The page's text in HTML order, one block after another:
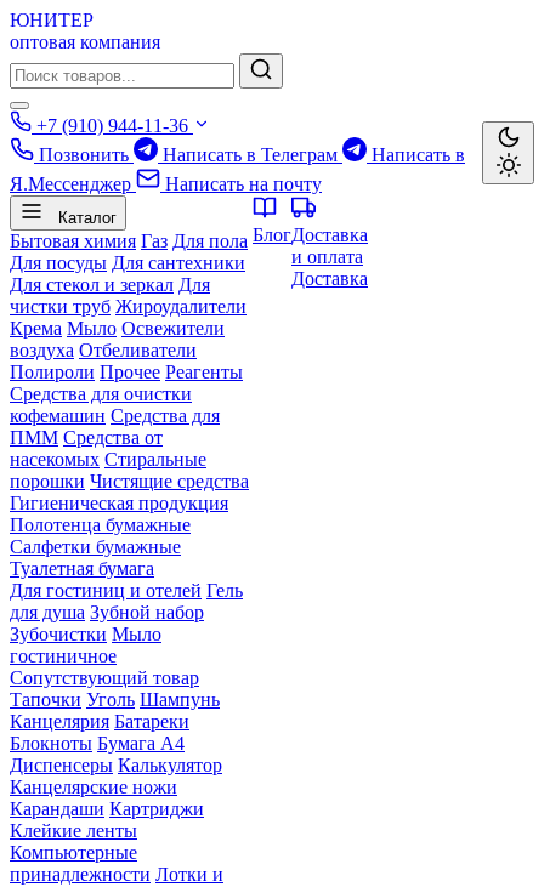
ЮНИТЕР
оптовая компания
+7 (910) 944-11-36
Позвонить
Написать в Телеграм
Написать в
Я.Мессенджер
Написать на почту
Каталог
Бытовая химия Газ Для пола
Для посуды Для сантехники
Для стекол и зеркал Для
чистки труб Жироудалители
Крема Мыло Освежители
воздуха Отбеливатели
Полироли Прочее Реагенты
Средства для очистки
кофемашин Средства для
ПММ Средства от
насекомых Стиральные
порошки Чистящие средства
Гигиеническая продукция
Полотенца бумажные
Салфетки бумажные
Туалетная бумага
Для гостиниц и отелей Гель
для душа Зубной набор
Зубочистки Мыло
гостиничное
Сопутствующий товар
Тапочки Уголь Шампунь
Канцелярия Батареки
Блокноты Бумага А4
Диспенсеры Калькулятор
Канцелярские ножи
Карандаши Картриджи
Клейкие ленты
Компьютерные
принадлежности Лотки и
БлогДоставка
и оплата
Доставка